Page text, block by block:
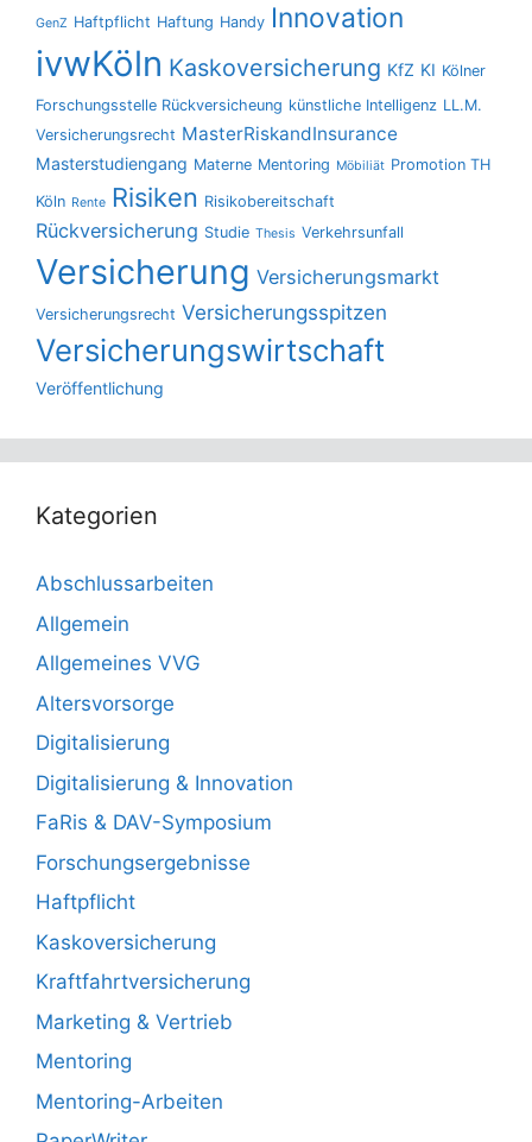
GenZ Haftpflicht Haftung Handy Innovation
ivwKöln Kaskoversicherung KfZ KI Kölner
Forschungsstelle Rückversicheung künstliche Intelligenz LL.M.
Versicherungsrecht MasterRiskandInsurance
Masterstudiengang Materne Mentoring Möbiliät Promotion TH
Köln Rente Risiken Risikobereitschaft
Rückversicherung Studie Thesis Verkehrsunfall
Versicherung Versicherungsmarkt
Versicherungsrecht Versicherungsspitzen
Versicherungswirtschaft
Veröffentlichung
Kategorien
Abschlussarbeiten
Allgemein
Allgemeines VVG
Altersvorsorge
Digitalisierung
Digitalisierung & Innovation
FaRis & DAV-Symposium
Forschungsergebnisse
Haftpflicht
Kaskoversicherung
Kraftfahrtversicherung
Marketing & Vertrieb
Mentoring
Mentoring-Arbeiten